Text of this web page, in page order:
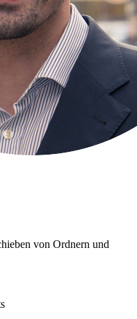
von Ordnern und